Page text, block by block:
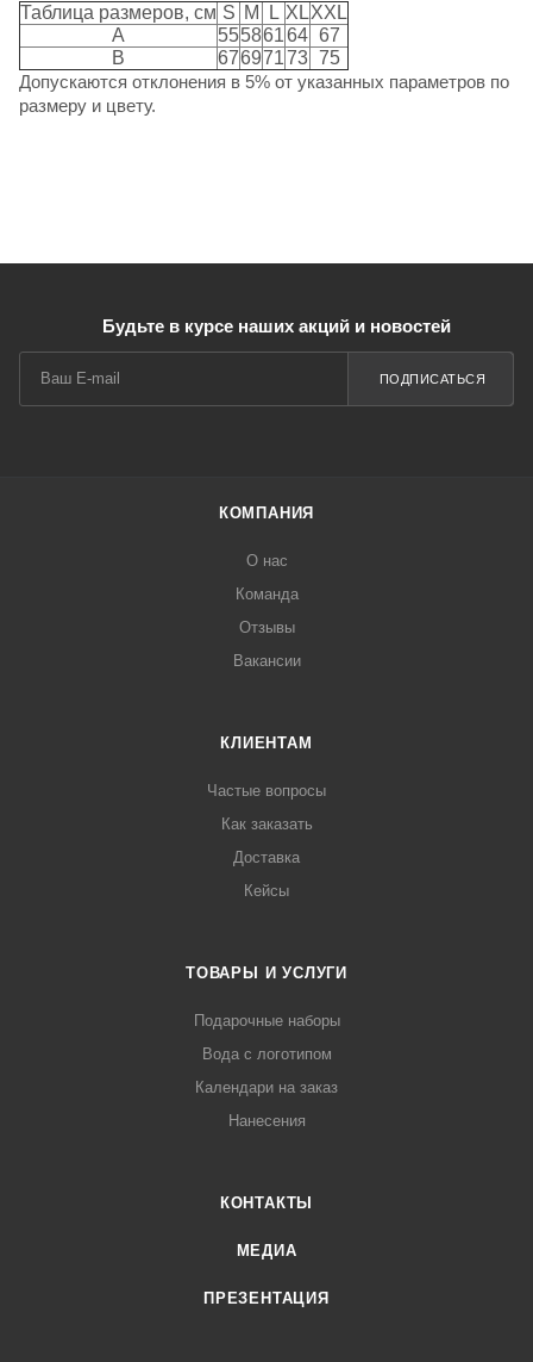
Таблица размеров, см S M L XLXXL
A
55586164 67
B
67697173 75
Допускаются отклонения в 5% от указанных параметров по
размеру и цвету.
Будьте в курсе наших акций и новостей
ПОДПИСАТЬСЯ
КОМПАНИЯ
О нас
Команда
Отзывы
Вакансии
КЛИЕНТАМ
Частые вопросы
Как заказать
Доставка
Кейсы
ТОВАРЫ И УСЛУГИ
Подарочные наборы
Вода с логотипом
Календари на заказ
Нанесения
КОНТАКТЫ
МЕДИА
ПРЕЗЕНТАЦИЯ